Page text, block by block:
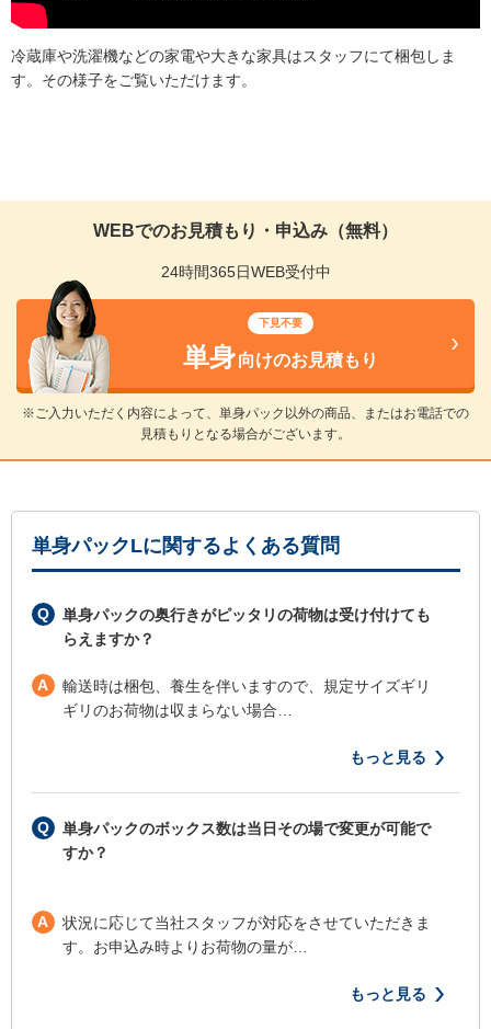
冷蔵庫や洗濯機などの家電や大きな家具はスタッフにて梱包しま
す。その様子をご覧いただけます。
WEBでのお見積もり・申込み（無料）
24時間365日WEB受付中
下見不要
単身向けのお見積もり
※ご入力いただく内容によって、単身パック以外の商品、またはお電話での
見積もりとなる場合がございます。
単身パックLに関するよくある質問
Q
単身パックの奥行きがピッタリの荷物は受け付けても
らえますか？
A
輸送時は梱包、養生を伴いますので、規定サイズギリ
ギリのお荷物は収まらない場合…
もっと見る
Q
単身パックのボックス数は当日その場で変更が可能で
すか？
A
状況に応じて当社スタッフが対応をさせていただきま
す。お申込み時よりお荷物の量が…
もっと見る